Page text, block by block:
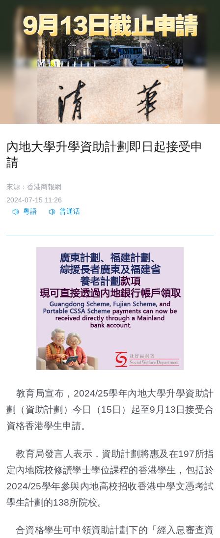
內地大學升學資助計劃即日起接受申
請
來源：香港商報網
2024-07-15 11:26
教育局宣布，2024/25學年內地大學升學資助計
劃（資助計劃）今日（15日）起至9月13日接受合
資格香港學生申請。
教育局發言人表示，資助計劃將惠及在197所指
定內地院校修讀學士學位課程的香港學生，包括於
2024/25學年參與內地高校招收香港中學文憑考試
學生計劃的138所院校。
合資格學生可申領資助計劃下的「經入息審查資